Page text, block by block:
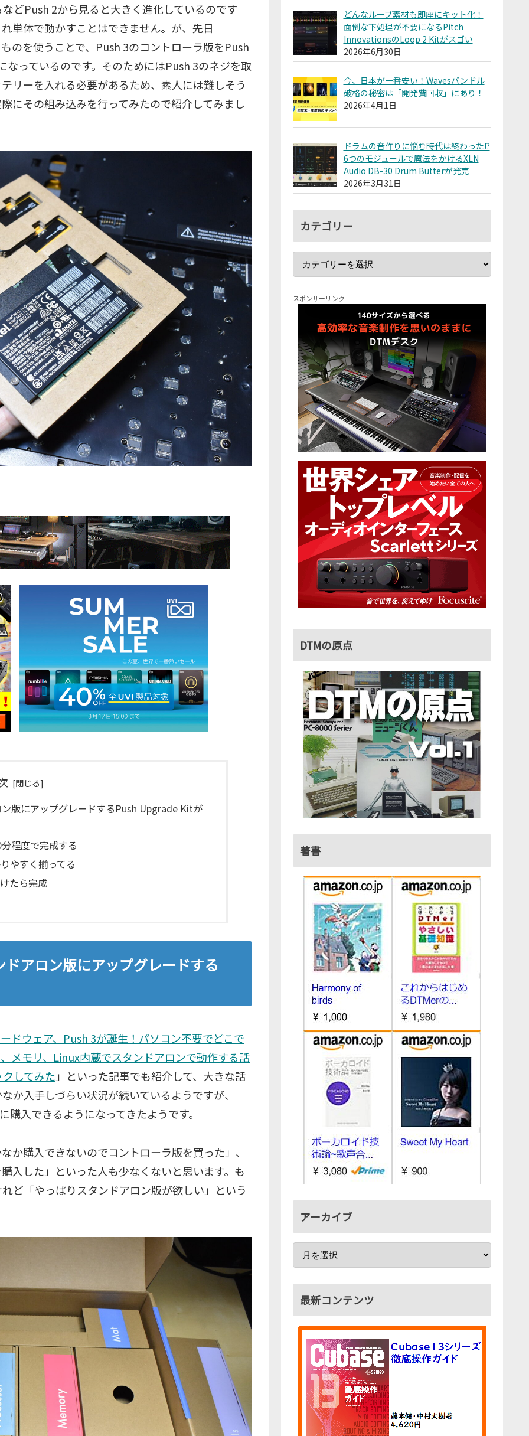
どPush 2から見ると大きく進化しているのです
単体で動かすことはできません。が、先日
のを使うことで、Push 3のコントローラ版をPush
っているのです。そのためにはPush 3のネジを取
リーを入れる必要があるため、素人には難しそう
にその組み込みを行ってみたので紹介してみまし
版にアップグレードするPush Upgrade Kitが
程度で完成する
やすく揃ってる
たら完成
アロン版にアップグレードする
ドウェア、Push 3が誕生！パソコン不要でどこで
メモリ、Linux内蔵でスタンドアロンで動作する話
してみた」といった記事でも紹介して、大きな話
か入手しづらい状況が続いているようですが、
入できるようになってきたようです。
か購入できないのでコントローラ版を買った」、
入した」といった人も少なくないと思います。も
ど「やっぱりスタンドアロン版が欲しい」という
どんなループ素材も即座にキット化！
面倒な下処理が不要になるPitch
InnovationsのLoop 2 Kitがスゴい
2026年6月30日
今、日本が一番安い！Wavesバンドル
破格の秘密は「開発費回収」にあり！
2026年4月1日
ドラムの音作りに悩む時代は終わった!?
6つのモジュールで魔法をかけるXLN
Audio DB-30 Drum Butterが発売
2026年3月31日
カテゴリー
スポンサーリンク
DTMの原点
著書
アーカイブ
最新コンテンツ